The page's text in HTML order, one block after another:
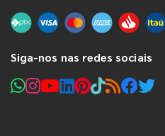
Siga-nos nas redes sociais